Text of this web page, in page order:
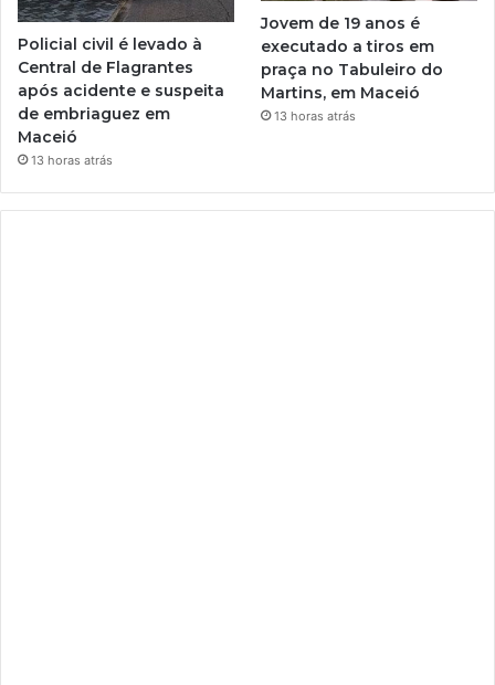
Policial civil é levado à
Central de Flagrantes
após acidente e suspeita
de embriaguez em
Maceió
13 horas atrás
Jovem de 19 anos é
executado a tiros em
praça no Tabuleiro do
Martins, em Maceió
13 horas atrás